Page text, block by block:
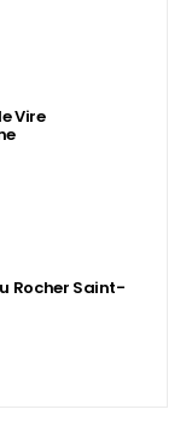
Vire
Rocher Saint-